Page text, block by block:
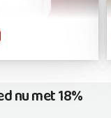
nu met 18%